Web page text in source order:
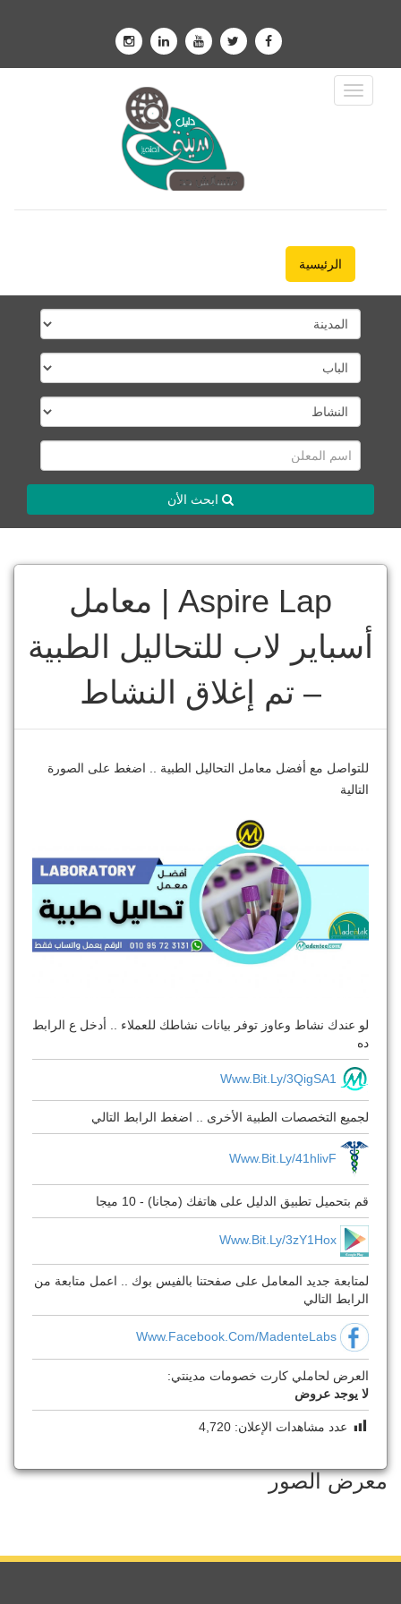
Toggle
Navigation
الرئيسية
ابحث الأن
Aspire Lap | معامل
أسباير لاب للتحاليل الطبية
– تم إغلاق النشاط
للتواصل مع أفضل معامل التحاليل الطبية .. اضغط على الصورة
التالية
لو عندك نشاط وعاوز توفر بيانات نشاطك للعملاء .. أدخل ع الرابط
ده
Www.bit.ly/3QigSA1
لجميع التخصصات الطبية الأخرى .. اضغط الرابط التالي
Www.bit.ly/41hlivF
قم بتحميل تطبيق الدليل على هاتفك (مجانا) - 10 ميجا
Www.bit.ly/3zY1Hox
لمتابعة جديد المعامل على صفحتنا بالفيس بوك .. اعمل متابعة من
الرابط التالي
Www.facebook.com/MadenteLabs
العرض لحاملي كارت خصومات مدينتي:
لا يوجد عروض
عدد مشاهدات الإعلان: 4,720
معرض الصور